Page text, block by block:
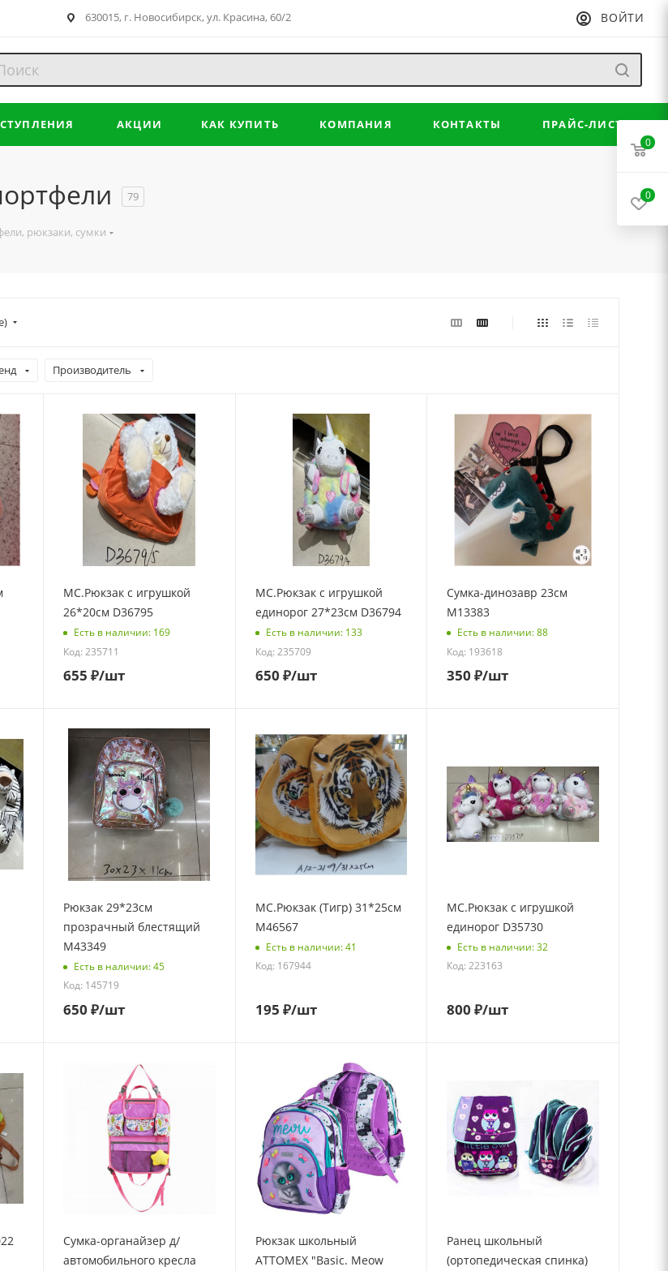
630015, г. Новосибирск, ул. Красина, 60/2 ВОЙТИ
АКЦИИ КАК КУПИТЬ КОМПАНИЯ КОНТАКТЫ ПРАЙС-ЛИСТ
79
рюкзаки, сумки
Производитель
МС.Рюкзак с игрушкой
26*20см D36795
Есть в наличии: 169
Код: 235711
655 ₽/шт
МС.Рюкзак с игрушкой
единорог 27*23см D36794
Есть в наличии: 133
Код: 235709
650 ₽/шт
Сумка-динозавр 23см
M13383
Есть в наличии: 88
Код: 193618
350 ₽/шт
Рюкзак 29*23см
прозрачный блестящий
M43349
Есть в наличии: 45
Код: 145719
650 ₽/шт
МС.Рюкзак (Тигр) 31*25см
M46567
Есть в наличии: 41
Код: 167944
195 ₽/шт
МС.Рюкзак с игрушкой
единорог D35730
Есть в наличии: 32
Код: 223163
800 ₽/шт
Сумка-органайзер д/
автомобильного кресла
Рюкзак школьный
ATTOMEX "Basic. Meow
Ранец школьный
(ортопедическая спинка)
0
0